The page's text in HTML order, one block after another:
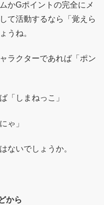
かGポイントの完全にメ
て活動するなら「覚えら
うね。
ラクターであれば「ポン
「しまねっこ」
ゃ」
ないでしょうか。
から